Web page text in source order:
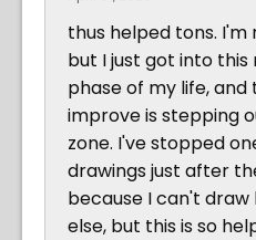
thus helped tons.
but I just got into
phase of my life,
improve is stepping
zone. I've stopped
drawings just after
because I can't
else, but this is so